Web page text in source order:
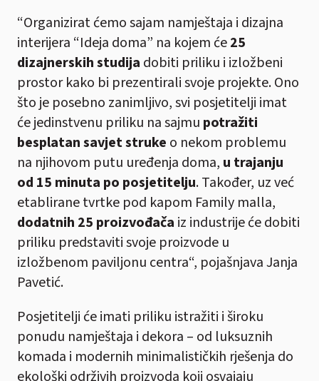
“Organizirat ćemo sajam namještaja i dizajna
interijera “Ideja doma” na kojem će25
dizajnerskih studija dobiti priliku i izložbeni
prostor kako bi prezentirali svoje projekte. Ono
što je posebno zanimljivo, svi posjetitelji imat
će jedinstvenu priliku na sajmu potražiti
besplatan savjet struke o nekom problemu
na njihovom putu uređenja doma, u trajanju
od 15 minuta po posjetitelju. Također, uz već
etablirane tvrtke pod kapom Family malla,
dodatnih 25 proizvođača iz industrije će dobiti
priliku predstaviti svoje proizvode u
izložbenom paviljonu centra“, pojašnjava Janja
Pavetić.
Posjetitelji će imati priliku istražiti i široku
ponudu namještaja i dekora – od luksuznih
komada i modernih minimalističkih rješenja do